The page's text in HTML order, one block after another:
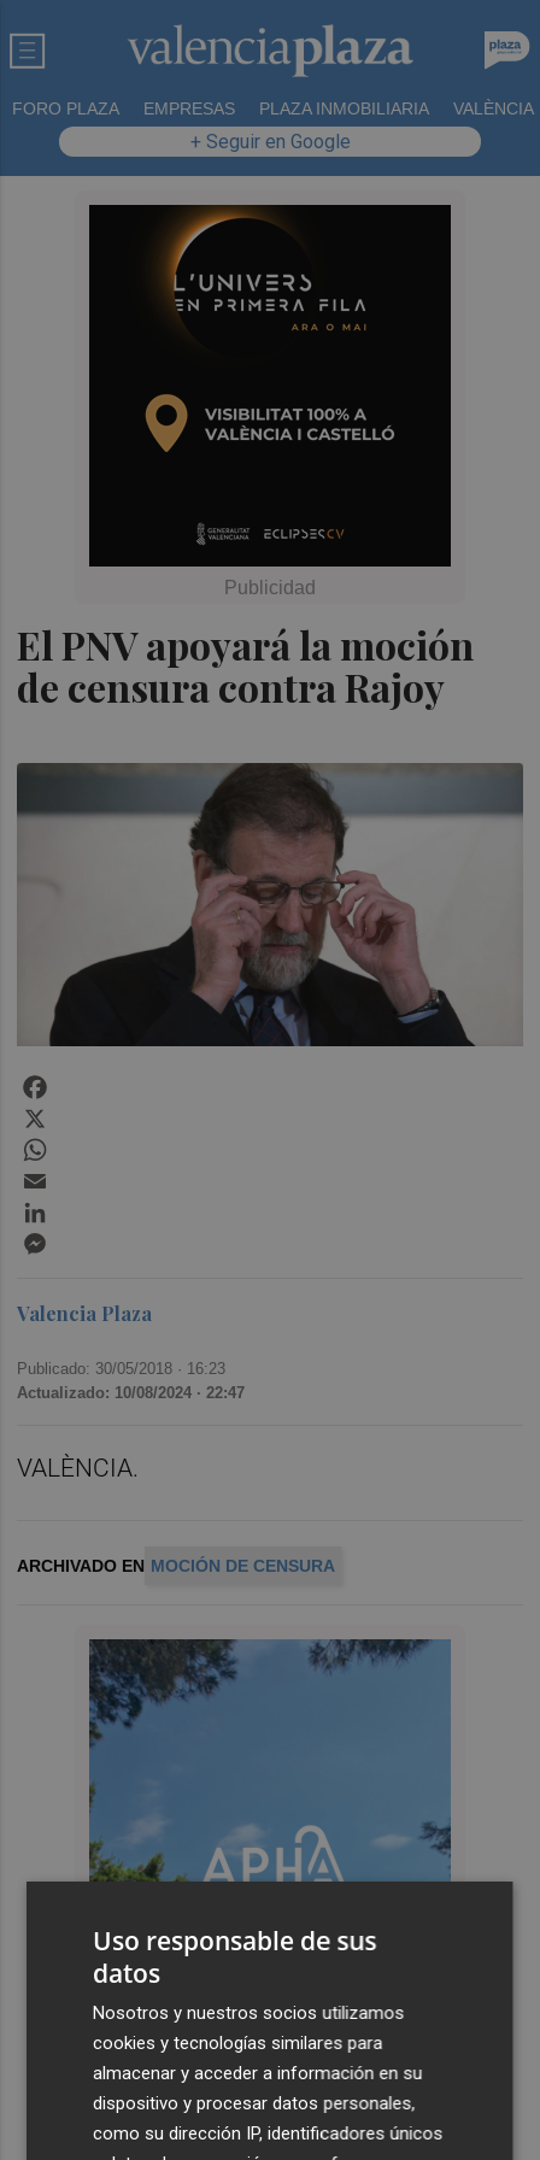
FORO PLAZA EMPRESAS PLAZA INMOBILIARIA VALÈNCIA
+ Seguir en Google
El PNV apoyará la moción
de censura contra Rajoy
Valencia Plaza
Publicado: 30/05/2018 · 16:23
Actualizado: 10/08/2024 · 22:47
VALÈNCIA.
ARCHIVADO EN MOCIÓN DE CENSURA
Uso responsable de sus
datos
Nosotros y nuestros socios utilizamos
cookies y tecnologías similares para
almacenar y acceder a información en su
dispositivo y procesar datos personales,
como su dirección IP, identificadores únicos